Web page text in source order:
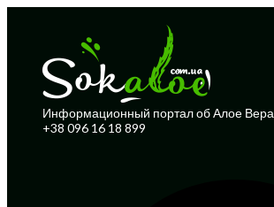
Информационный портал об Алое Вера
+38 096 16 18 899